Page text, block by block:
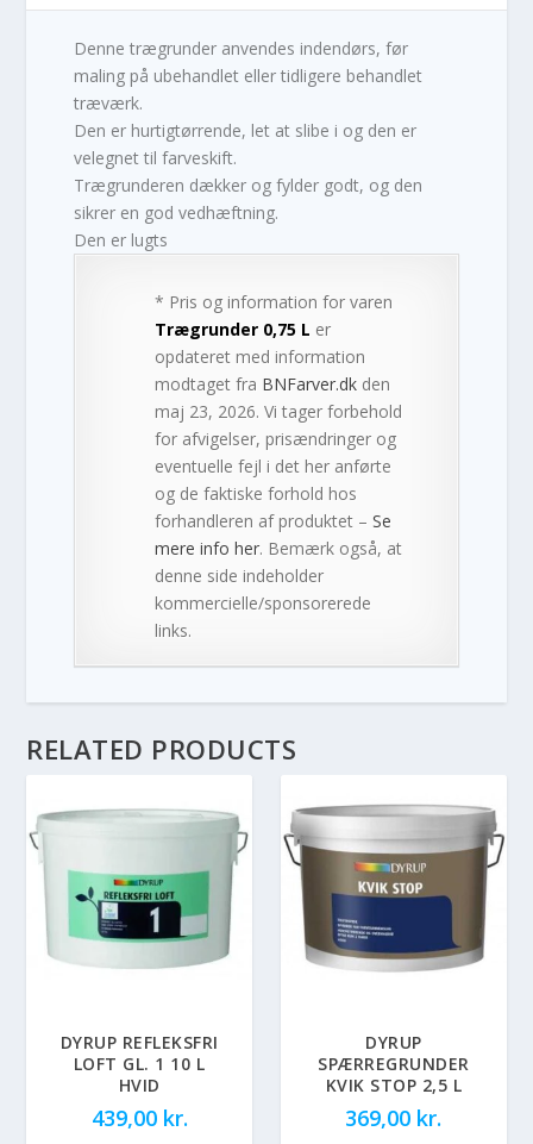
Denne trægrunder anvendes indendørs, før
maling på ubehandlet eller tidligere behandlet
træværk.
Den er hurtigtørrende, let at slibe i og den er
velegnet til farveskift.
Trægrunderen dækker og fylder godt, og den
sikrer en god vedhæftning.
Den er lugts
* Pris og information for varen
Trægrunder 0,75 L er
opdateret med information
modtaget fra BNFarver.dk den
maj 23, 2026. Vi tager forbehold
for afvigelser, prisændringer og
eventuelle fejl i det her anførte
og de faktiske forhold hos
forhandleren af produktet –Se
mere info her. Bemærk også, at
denne side indeholder
kommercielle/sponsorerede
links.
RELATED PRODUCTS
DYRUP REFLEKSFRI
LOFT GL. 1 10 L
HVID
439,00 kr.
DYRUP
SPÆRREGRUNDER
KVIK STOP 2,5 L
369,00 kr.